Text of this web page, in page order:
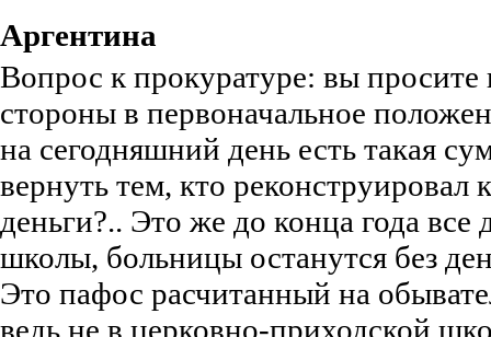
Аргентина
Вопрос к прокуратуре: вы просите
стороны в первоначальное
на сегодняшний день есть такая
вернуть тем, кто реконструировал
деньги?.. Это же до конца года все
школы, больницы останутся без
Это пафос расчитанный на
ведь не в церковно-приходской